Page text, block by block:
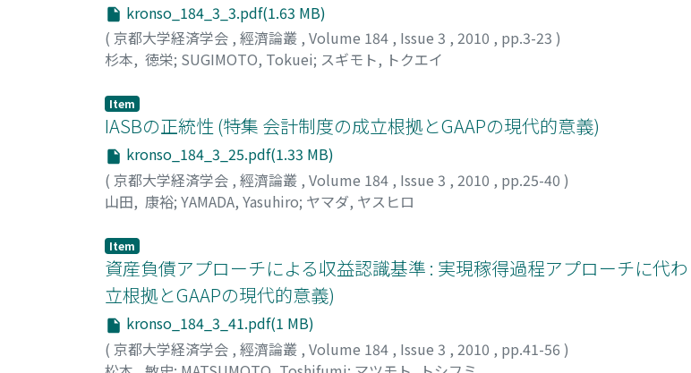
kronso_184_3_3.pdf(1.63 MB)
( 京都大学経済学会 , 經濟論叢 , Volume 184 , Issue 3 , 2010 , pp.3-23 )
杉本, 徳栄; SUGIMOTO, Tokuei; スギモト, トクエイ
Item
IASBの正統性 (特集 会計制度の成立根拠とGAAPの現代的意義)
kronso_184_3_25.pdf(1.33 MB)
( 京都大学経済学会 , 經濟論叢 , Volume 184 , Issue 3 , 2010 , pp.25-40 )
山田, 康裕; YAMADA, Yasuhiro; ヤマダ, ヤスヒロ
Item
資産負債アプローチによる収益認識基準 : 実現稼得過程アプローチに代
立根拠とGAAPの現代的意義)
kronso_184_3_41.pdf(1 MB)
( 京都大学経済学会 , 經濟論叢 , Volume 184 , Issue 3 , 2010 , pp.41-56 )